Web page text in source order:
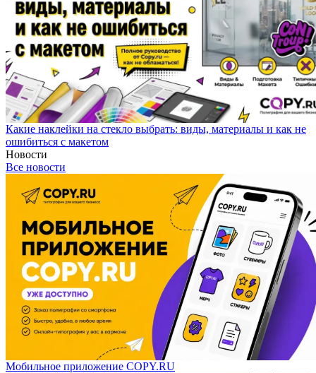
Какие наклейки на стекло выбрать: виды, материалы и как не
ошибиться с макетом
Новости
Все новости
Мобильное приложение COPY.RU